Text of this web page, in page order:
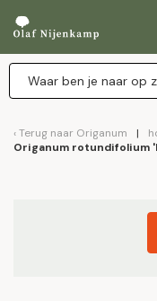
Terug naar Origanum
Origanum rotundifolium